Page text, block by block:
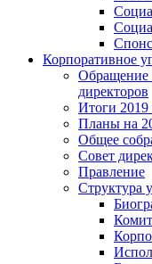
Корпоративное
Обращение
директоров
Итоги 2019
Планы на
Общее
Совет
Правление
Структура